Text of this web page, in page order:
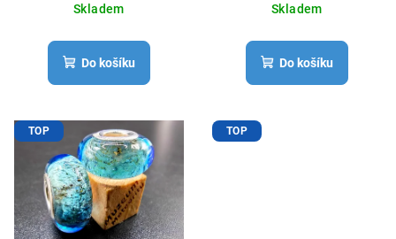
Skladem
Do košíku
Skladem
Do košíku
TOP TOP